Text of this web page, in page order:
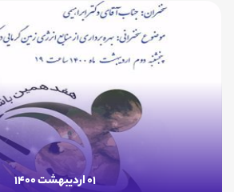
01 اردیبهشت 1400